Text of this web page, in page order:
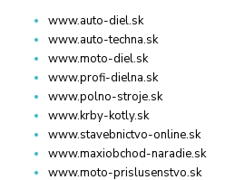
www.auto-diel.sk
www.auto-techna.sk
www.moto-diel.sk
www.profi-dielna.sk
www.polno-stroje.sk
www.krby-kotly.sk
www.stavebnictvo-online.sk
www.maxiobchod-naradie.sk
www.moto-prislusenstvo.sk